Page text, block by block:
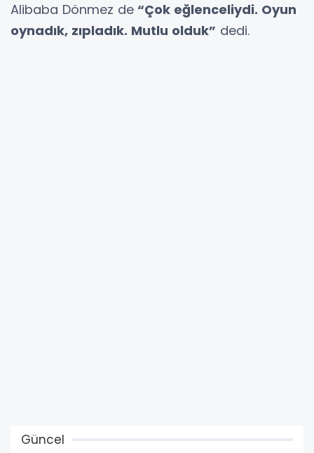
Alibaba Dönmez de “Çok eğlenceliydi. Oyun
oynadık, zıpladık. Mutlu olduk” dedi.
Güncel